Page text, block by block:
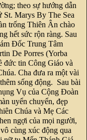
theo sự hướng dẫn
Marys By The Sea
trống Thiên Ân chào
hết sức rộn ràng. Sau
Đốc Trung Tâm
De Porres (Yorba
đức tin Công Giáo và
Cha đưa ra một vài
sống động. Sau bài
Vụ của Cộng Đoàn
uyển chuyển, đẹp
Chúa và Mẹ Các
ngợi của mọi người,
cùng xúc động qua